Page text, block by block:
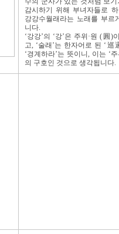
감시하기 위해 부녀자들로
강강수월래라는 노래를 부르
니다.
‘강강’의 ‘강’은 주위·원 (圓
고, ‘술래’는 한자어로 된 ‘巡
‘경계하라’는 뜻이니, 이는 ‘
의 구호인 것으로 생각됩니다.